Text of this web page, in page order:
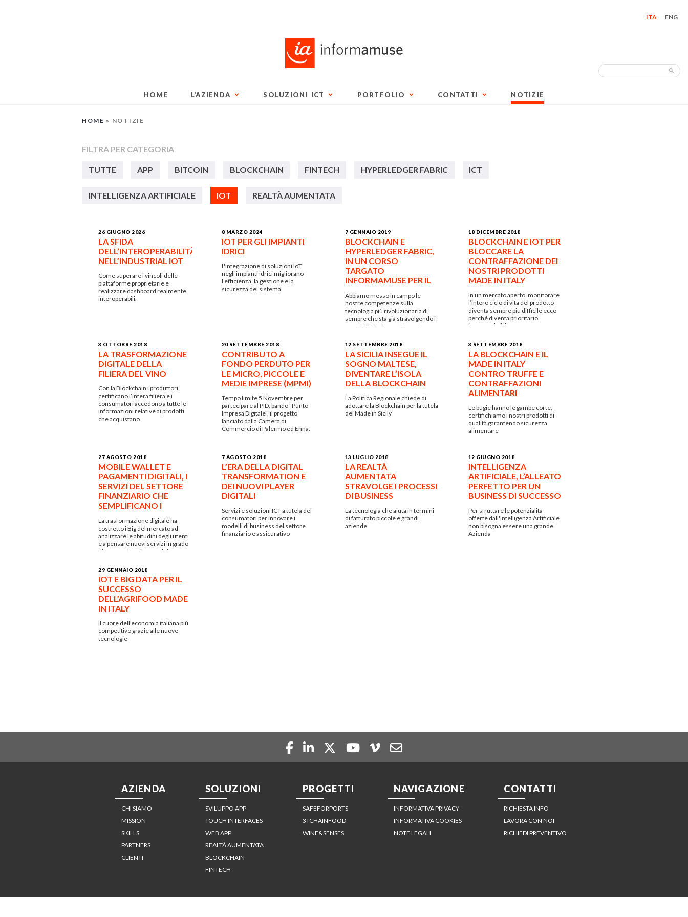
ITA ENG
HOME L’AZIENDA SOLUZIONI ICT PORTFOLIO CONTATTI NOTIZIE
Search
HOME » NOTIZIE
FILTRA PER CATEGORIA
TUTTE APP BITCOIN BLOCKCHAIN FINTECH HYPERLEDGER FABRIC ICT
INTELLIGENZA ARTIFICIALE IOT REALTÀ AUMENTATA
26 GIUGNO 2026
LA SFIDA
DELL’INTEROPERABILITÀ
NELL’INDUSTRIAL IOT
Come superare i vincoli delle
piattaforme proprietarie e
realizzare dashboard realmente
interoperabili.
8 MARZO 2024
IOT PER GLI IMPIANTI
IDRICI
L'integrazione di soluzioni IoT
negli impianti idrici migliorano
l'efficienza, la gestione e la
sicurezza del sistema.
7 GENNAIO 2019
BLOCKCHAIN E
HYPERLEDGER FABRIC,
IN UN CORSO
TARGATO
INFORMAMUSE PER IL
MEDITCHAIN
Abbiamo messo in campo le
nostre competenze sulla
tecnologia più rivoluzionaria di
sempre che sta già stravolgendo i
modelli di business di tutto il
18 DICEMBRE 2018
BLOCKCHAIN E IOT PER
BLOCCARE LA
CONTRAFFAZIONE DEI
NOSTRI PRODOTTI
MADE IN ITALY
In un mercato aperto, monitorare
l’intero ciclo di vita del prodotto
diventa sempre più difficile ecco
perché diventa prioritario
innovare la filiera.
3 OTTOBRE 2018
LA TRASFORMAZIONE
DIGITALE DELLA
FILIERA DEL VINO
Con la Blockchain i produttori
certificano l’intera filiera e i
consumatori accedono a tutte le
informazioni relative ai prodotti
che acquistano
20 SETTEMBRE 2018
CONTRIBUTO A
FONDO PERDUTO PER
LE MICRO, PICCOLE E
MEDIE IMPRESE (MPMI)
Tempo limite 5 Novembre per
partecipare al PID, bando "Punto
Impresa Digitale", il progetto
lanciato dalla Camera di
Commercio di Palermo ed Enna.
12 SETTEMBRE 2018
LA SICILIA INSEGUE IL
SOGNO MALTESE,
DIVENTARE L’ISOLA
DELLA BLOCKCHAIN
La Politica Regionale chiede di
adottare la Blockchain per la tutela
del Made in Sicily
3 SETTEMBRE 2018
LA BLOCKCHAIN E IL
MADE IN ITALY
CONTRO TRUFFE E
CONTRAFFAZIONI
ALIMENTARI
Le bugie hanno le gambe corte,
certifichiamo i nostri prodotti di
qualità garantendo sicurezza
alimentare
27 AGOSTO 2018
MOBILE WALLET E
PAGAMENTI DIGITALI, I
SERVIZI DEL SETTORE
FINANZIARIO CHE
SEMPLIFICANO I
La trasformazione digitale ha
costretto i Big del mercato ad
analizzare le abitudini degli utenti
e a pensare nuovi servizi in grado
di sposare le esigenze dei
7 AGOSTO 2018
L’ERA DELLA DIGITAL
TRANSFORMATION E
DEI NUOVI PLAYER
DIGITALI
Servizi e soluzioni ICT a tutela dei
consumatori per innovare i
modelli di business del settore
finanziario e assicurativo
13 LUGLIO 2018
LA REALTÀ
AUMENTATA
STRAVOLGE I PROCESSI
DI BUSINESS
La tecnologia che aiuta in termini
di fatturato piccole e grandi
aziende
12 GIUGNO 2018
INTELLIGENZA
ARTIFICIALE, L’ALLEATO
PERFETTO PER UN
BUSINESS DI SUCCESSO
Per sfruttare le potenzialità
offerte dall'Intelligenza Artificiale
non bisogna essere una grande
Azienda
29 GENNAIO 2018
IOT E BIG DATA PER IL
SUCCESSO
DELL’AGRIFOOD MADE
IN ITALY
Il cuore dell'economia italiana più
competitivo grazie alle nuove
tecnologie
AZIENDA
CHI SIAMO
MISSION
SKILLS
PARTNERS
CLIENTI
SOLUZIONI
SVILUPPO APP
TOUCH INTERFACES
WEB APP
REALTÀ AUMENTATA
BLOCKCHAIN
FINTECH
PROGETTI
SAFEFORPORTS
3TCHAINFOOD
WINE&SENSES
NAVIGAZIONE
INFORMATIVA PRIVACY
INFORMATIVA COOKIES
NOTE LEGALI
CONTATTI
RICHIESTA INFO
LAVORA CON NOI
RICHIEDI PREVENTIVO